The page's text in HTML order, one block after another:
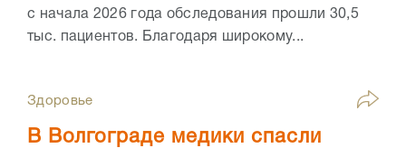
с начала 2026 года обследования прошли 30,5
тыс. пациентов. Благодаря широкому...
Здоровье
В Волгограде медики спасли